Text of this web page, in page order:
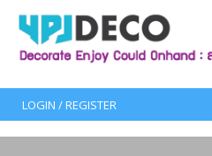
content
LOGIN / REGISTER